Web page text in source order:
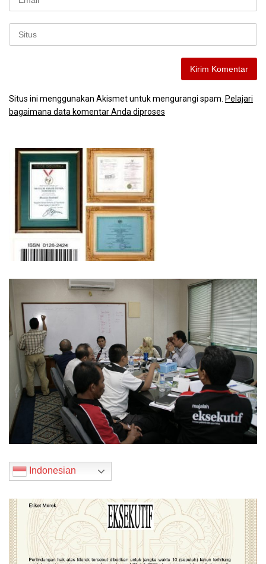
Situs ini menggunakan Akismet untuk mengurangi spam. Pelajari
bagaimana data komentar Anda diproses
Indonesian